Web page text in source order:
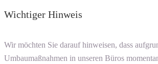
Wichtiger Hinweis
Wir möchten Sie darauf hinweisen, dass
Umbaumaßnahmen in unseren Büros